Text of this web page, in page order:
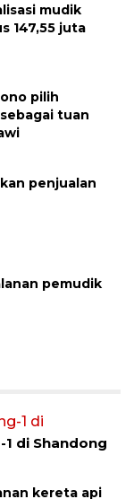
mudik
147,55 juta
pilih
tuan
penjualan
pemudik
di Shandong
kereta api